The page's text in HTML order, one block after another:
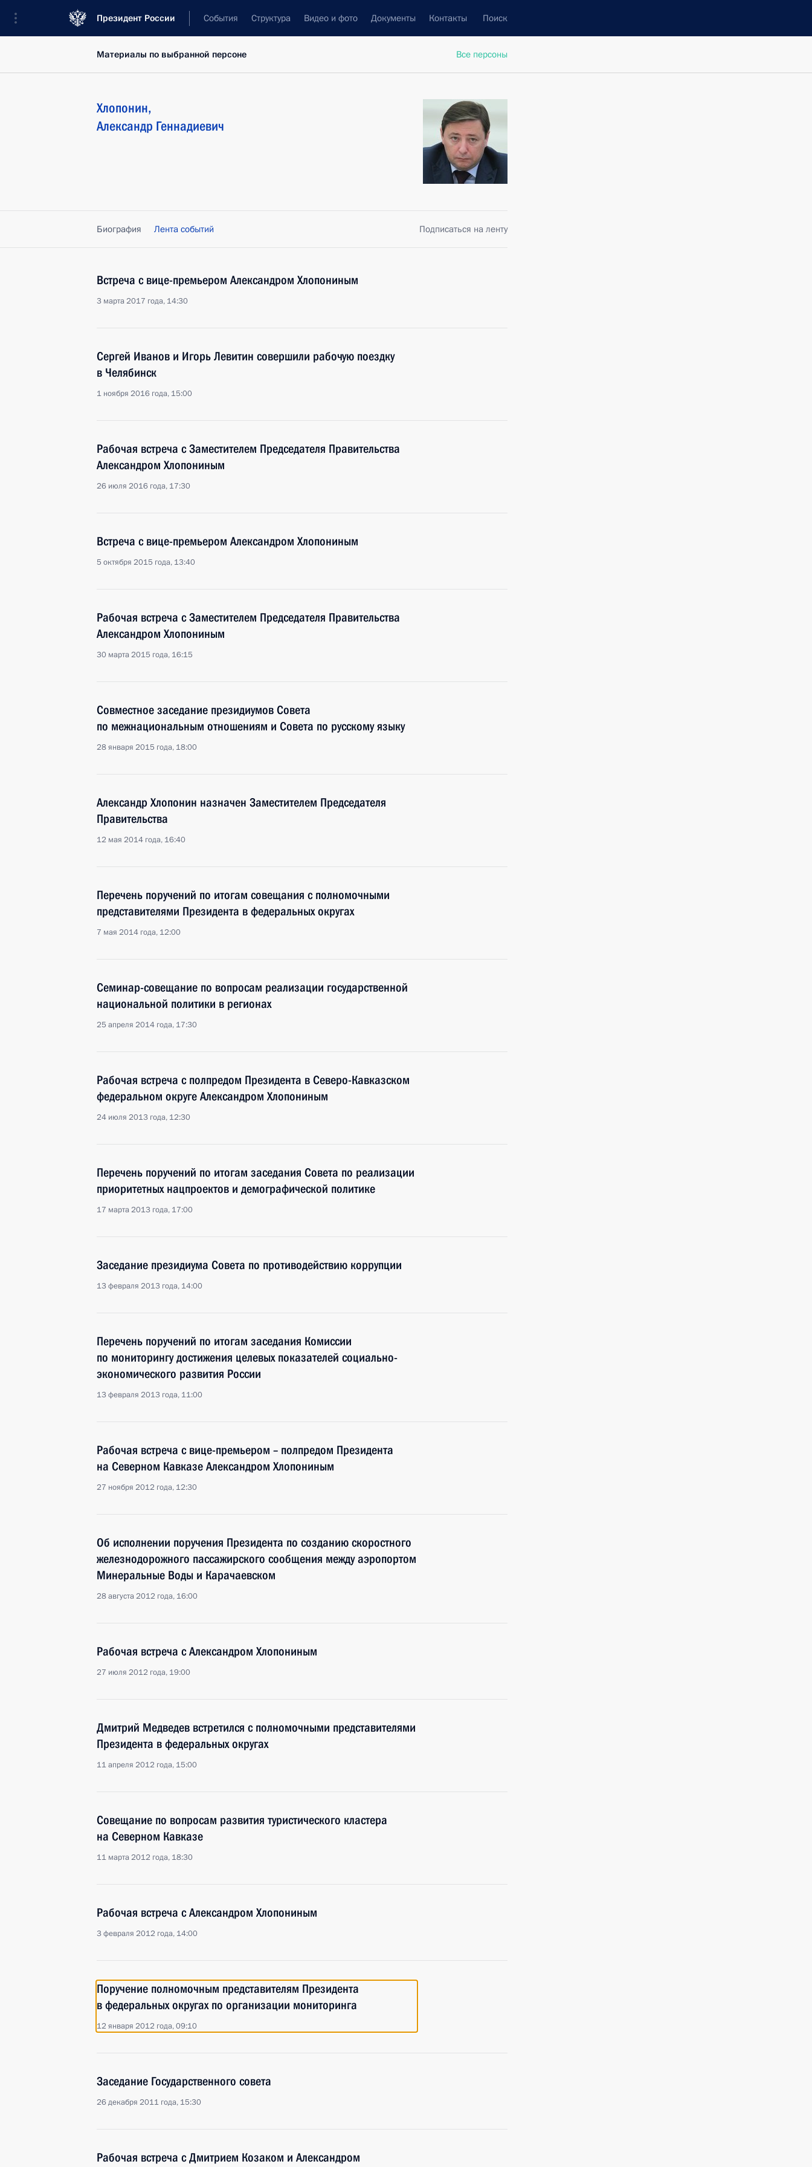
Президент России События Структура Видео и фото Документы Контакты Поиск
Все персоны
Материалы по выбранной персоне
Хлопонин,
Александр Геннадиевич
Биография Лента событий Подписаться на ленту
Встреча с вице-премьером Александром Хлопониным
3 марта 2017 года, 14:30
Сергей Иванов и Игорь Левитин совершили рабочую поездку
в Челябинск
1 ноября 2016 года, 15:00
Рабочая встреча с Заместителем Председателя Правительства
Александром Хлопониным
26 июля 2016 года, 17:30
Встреча с вице-премьером Александром Хлопониным
5 октября 2015 года, 13:40
Рабочая встреча с Заместителем Председателя Правительства
Александром Хлопониным
30 марта 2015 года, 16:15
Совместное заседание президиумов Совета
по межнациональным отношениям и Совета по русскому языку
28 января 2015 года, 18:00
Александр Хлопонин назначен Заместителем Председателя
Правительства
12 мая 2014 года, 16:40
Перечень поручений по итогам совещания с полномочными
представителями Президента в федеральных округах
7 мая 2014 года, 12:00
Семинар-совещание по вопросам реализации государственной
национальной политики в регионах
25 апреля 2014 года, 17:30
Рабочая встреча с полпредом Президента в Северо-Кавказском
федеральном округе Александром Хлопониным
24 июля 2013 года, 12:30
Перечень поручений по итогам заседания Совета по реализации
приоритетных нацпроектов и демографической политике
17 марта 2013 года, 17:00
Заседание президиума Совета по противодействию коррупции
13 февраля 2013 года, 14:00
Перечень поручений по итогам заседания Комиссии
по мониторингу достижения целевых показателей социально-
экономического развития России
13 февраля 2013 года, 11:00
Рабочая встреча с вице-премьером – полпредом Президента
на Северном Кавказе Александром Хлопониным
27 ноября 2012 года, 12:30
Об исполнении поручения Президента по созданию скоростного
железнодорожного пассажирского сообщения между аэропортом
Минеральные Воды и Карачаевском
28 августа 2012 года, 16:00
Рабочая встреча с Александром Хлопониным
27 июля 2012 года, 19:00
Дмитрий Медведев встретился с полномочными представителями
Президента в федеральных округах
11 апреля 2012 года, 15:00
Совещание по вопросам развития туристического кластера
на Северном Кавказе
11 марта 2012 года, 18:30
Рабочая встреча с Александром Хлопониным
3 февраля 2012 года, 14:00
Поручение полномочным представителям Президента
в федеральных округах по организации мониторинга
12 января 2012 года, 09:10
Заседание Государственного совета
26 декабря 2011 года, 15:30
Рабочая встреча с Дмитрием Козаком и Александром